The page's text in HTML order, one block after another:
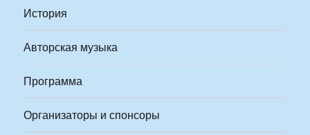
История
Авторская музыка
Программа
Организаторы и спонсоры